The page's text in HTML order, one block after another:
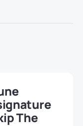
The